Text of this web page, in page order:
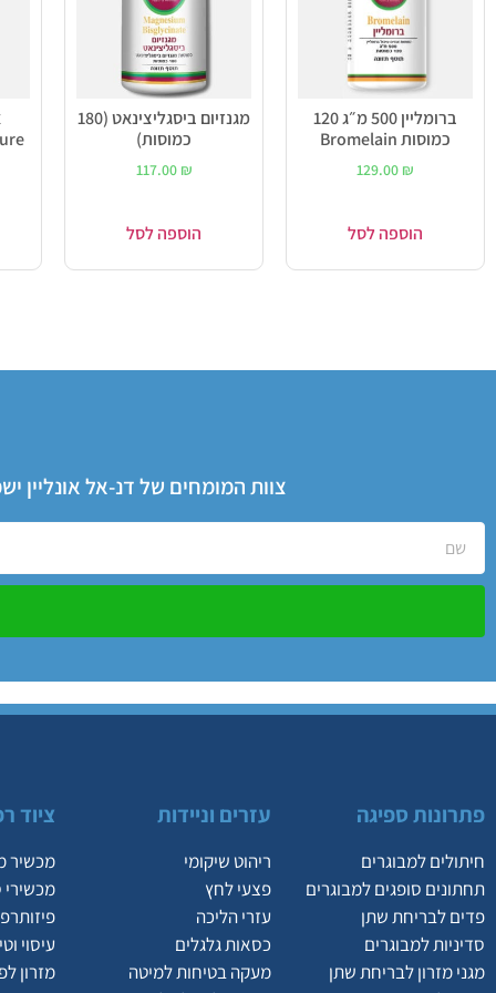
ברומליין 500 מ״ג 120
כמוסות Bromelain
129.00 ₪
הוספה לסל
מגנזיום ביסגליצינאט (180
כמוסות)
117.00 ₪
הוספה לסל
צוות המומחים של דנ-אל אונליין
פתרונות ספיגה
חיתולים למבוגרים
תחתונים סופגים למבוגרים
פדים לבריחת שתן
סדיניות למבוגרים
מגני מזרון לבריחת שתן
עזרים וניידות
ריהוט שיקומי
פצעי לחץ
עזרי הליכה
כסאות גלגלים
מעקה בטיחות למיטה
ציוד
מכשיר
עיסוי
מזרון